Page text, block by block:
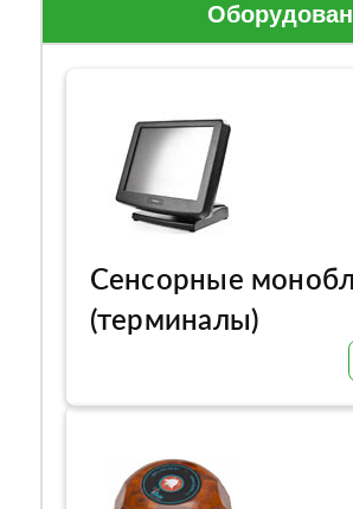
Сенсорные
(терминалы)